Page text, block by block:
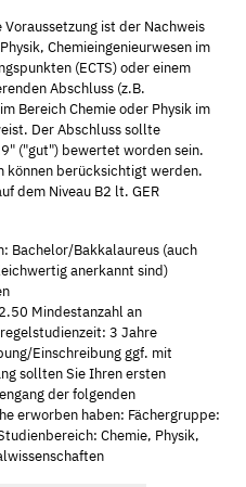
ist der Nachweis
Chemieingenieurwesen im
(ECTS) oder einem
Abschluss (z.B.
Bereich Chemie oder Physik im
Der Abschluss sollte
("gut") bewertet worden sein.
können berücksichtigt werden.
dem Niveau B2 lt. GER
Bachelor/Bakkalaureus (auch
anerkannt sind)
Mindestanzahl an
3 Jahre
Einschreibung ggf. mit
sollten Sie Ihren ersten
der folgenden
erworben haben: Fächergruppe:
Chemie, Physik,